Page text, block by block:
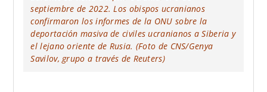
septiembre de 2022. Los obispos ucranianos
confirmaron los informes de la ONU sobre la
deportación masiva de civiles ucranianos a Siberia y
el lejano oriente de Rusia. (Foto de CNS/Genya
Savilov, grupo a través de Reuters)